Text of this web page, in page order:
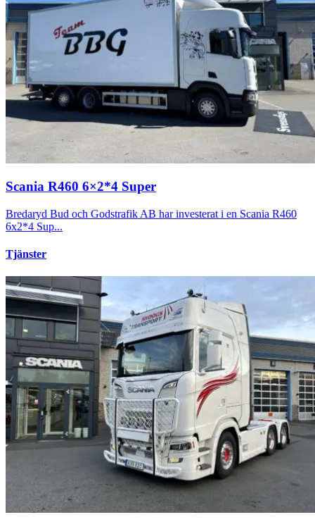
Scania R460 6×2*4 Super
Bredaryd Bud och Godstrafik AB har investerat i en Scania R460
6x2*4 Sup...
Tjänster